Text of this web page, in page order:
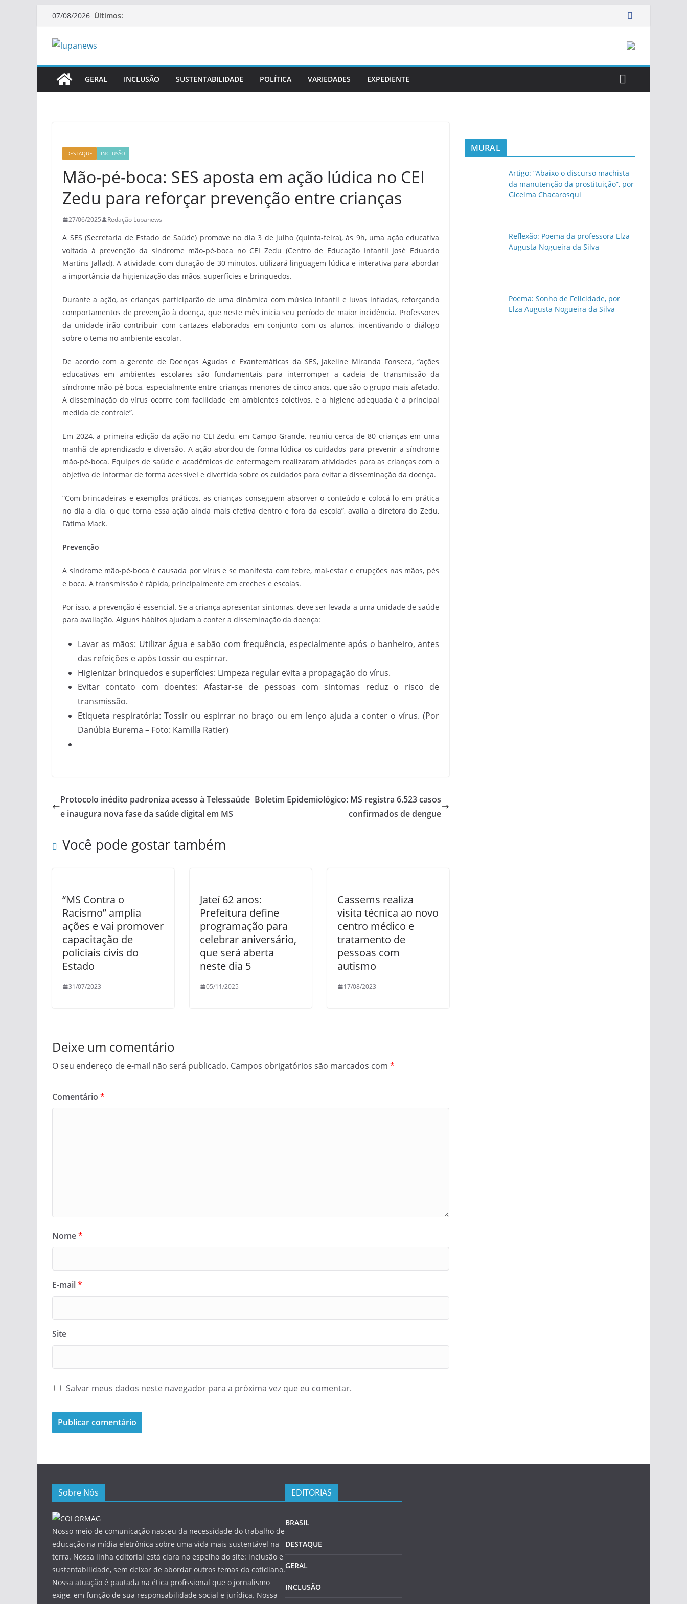
Pular07/08/2026 Últimos:
GERAL INCLUSÃO SUSTENTABILIDADE POLÍTICA VARIEDADES EXPEDIENTE
DESTAQUE INCLUSÃO
Mão-pé-boca: SES aposta em ação lúdica no CEI
Zedu para reforçar prevenção entre crianças
27/06/2025 Redação Lupanews
A SES (Secretaria de Estado de Saúde) promove no dia 3 de julho (quinta-feira), às 9h, uma ação educativa
voltada à prevenção da síndrome mão-pé-boca no CEI Zedu (Centro de Educação Infantil José Eduardo
Martins Jallad). A atividade, com duração de 30 minutos, utilizará linguagem lúdica e interativa para abordar
a importância da higienização das mãos, superfícies e brinquedos.
Durante a ação, as crianças participarão de uma dinâmica com música infantil e luvas infladas, reforçando
comportamentos de prevenção à doença, que neste mês inicia seu período de maior incidência. Professores
da unidade irão contribuir com cartazes elaborados em conjunto com os alunos, incentivando o diálogo
sobre o tema no ambiente escolar.
De acordo com a gerente de Doenças Agudas e Exantemáticas da SES, Jakeline Miranda Fonseca, “ações
educativas em ambientes escolares são fundamentais para interromper a cadeia de transmissão da
síndrome mão-pé-boca, especialmente entre crianças menores de cinco anos, que são o grupo mais afetado.
A disseminação do vírus ocorre com facilidade em ambientes coletivos, e a higiene adequada é a principal
medida de controle”.
Em 2024, a primeira edição da ação no CEI Zedu, em Campo Grande, reuniu cerca de 80 crianças em uma
manhã de aprendizado e diversão. A ação abordou de forma lúdica os cuidados para prevenir a síndrome
mão-pé-boca. Equipes de saúde e acadêmicos de enfermagem realizaram atividades para as crianças com o
objetivo de informar de forma acessível e divertida sobre os cuidados para evitar a disseminação da doença.
“Com brincadeiras e exemplos práticos, as crianças conseguem absorver o conteúdo e colocá-lo em prática
no dia a dia, o que torna essa ação ainda mais efetiva dentro e fora da escola”, avalia a diretora do Zedu,
Fátima Mack.
Prevenção
A síndrome mão-pé-boca é causada por vírus e se manifesta com febre, mal-estar e erupções nas mãos, pés
e boca. A transmissão é rápida, principalmente em creches e escolas.
Por isso, a prevenção é essencial. Se a criança apresentar sintomas, deve ser levada a uma unidade de saúde
para avaliação. Alguns hábitos ajudam a conter a disseminação da doença:
Lavar as mãos: Utilizar água e sabão com frequência, especialmente após o banheiro, antes
das refeições e após tossir ou espirrar.
Higienizar brinquedos e superfícies: Limpeza regular evita a propagação do vírus.
Evitar contato com doentes: Afastar-se de pessoas com sintomas reduz o risco de
transmissão.
Etiqueta respiratória: Tossir ou espirrar no braço ou em lenço ajuda a conter o vírus. (Por
Danúbia Burema – Foto: Kamilla Ratier)
Protocolo inédito padroniza acesso à Telessaúde
e inaugura nova fase da saúde digital em MS
Boletim Epidemiológico: MS registra 6.523 casos
confirmados de dengue
Você pode gostar também
“MS Contra o
Racismo” amplia
ações e vai promover
capacitação de
policiais civis do
Estado
31/07/2023
Jateí 62 anos:
Prefeitura define
programação para
celebrar aniversário,
que será aberta
neste dia 5
05/11/2025
Cassems realiza
visita técnica ao novo
centro médico e
tratamento de
pessoas com
autismo
17/08/2023
Deixe um comentário
O seu endereço de e-mail não será publicado. Campos obrigatórios são marcados com *
Comentário *
Nome*
E-mail*
Site
Salvar meus dados neste navegador para a próxima vez que eu comentar.
MURAL
Artigo: “Abaixo o discurso machista
da manutenção da prostituição”, por
Gicelma Chacarosqui
Reflexão: Poema da professora Elza
Augusta Nogueira da Silva
Poema: Sonho de Felicidade, por
Elza Augusta Nogueira da Silva
Sobre Nós
Nosso meio de comunicação nasceu da necessidade do trabalho de
educação na mídia eletrônica sobre uma vida mais sustentável na
terra. Nossa linha editorial está clara no espelho do site: inclusão e
sustentabilidade, sem deixar de abordar outros temas do cotidiano.
Nossa atuação é pautada na ética profissional que o jornalismo
exige, em função de sua responsabilidade social e jurídica. Nossa
EDITORIAS
BRASIL
DESTAQUE
GERAL
INCLUSÃO